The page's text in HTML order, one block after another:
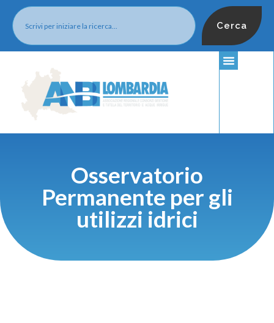
Cerca
Osservatorio
Permanente per gli
utilizzi idrici